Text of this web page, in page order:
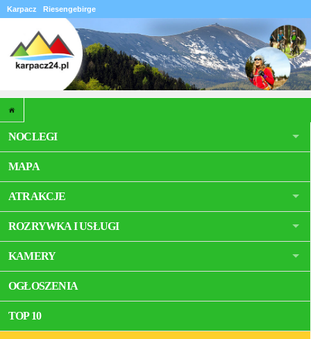
Karpacz Riesengebirge
NOCLEGI
MAPA
ATRAKCJE
ROZRYWKA I USŁUGI
KAMERY
OGŁOSZENIA
TOP 10